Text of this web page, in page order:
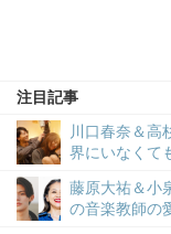
注目記事
川口春奈＆
界にいなくて
藤原大祐＆小
の音楽教師の